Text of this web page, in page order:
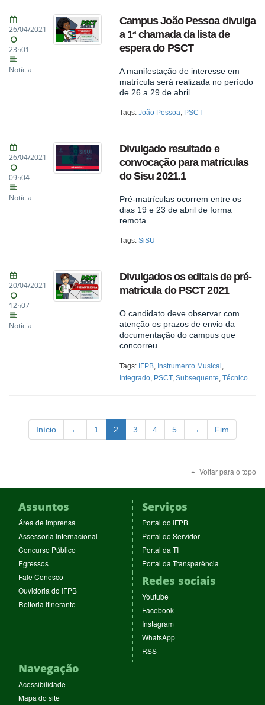
26/04/2021
23h01
Notícia
Campus João Pessoa divulga
a 1ª chamada da lista de
espera do PSCT
A manifestação de interesse em
matrícula será realizada no período
de 26 a 29 de abril.
Tags: João Pessoa, PSCT
26/04/2021
09h04
Notícia
Divulgado resultado e
convocação para matrículas
do Sisu 2021.1
Pré-matrículas ocorrem entre os
dias 19 e 23 de abril de forma
remota.
Tags: SiSU
20/04/2021
12h07
Notícia
Divulgados os editais de pré-
matrícula do PSCT 2021
O candidato deve observar com
atenção os prazos de envio da
documentação do campus que
concorreu.
Tags: IFPB, Instrumento Musical
Integrado, PSCT, Subsequente Técnico
Início ← 1 2 3 4 5 → Fim
Voltar para o topo
Assuntos
Área de imprensa
em
nova
Assessoria Internacional
Concurso Público
Egressos(abre
nova
janela)
Fale Conosco
em
nova
janela)
Ouvidoria do IFPB(abre
Reitoria Itinerante(abre
Serviços
Portal do IFPB(abre
em
nova
Portal do Servidor(abre
janela)
Portal da TI(abre
nova
janela)
Portal da Transparência
Redes sociais
Youtube(abre
em
nova
janela)
Facebook(abre
nova
janela)
Instagram(abre
nova
WhatsApp(abre
RSS(abre
Navegação
Acessibilidade
Mapa do site